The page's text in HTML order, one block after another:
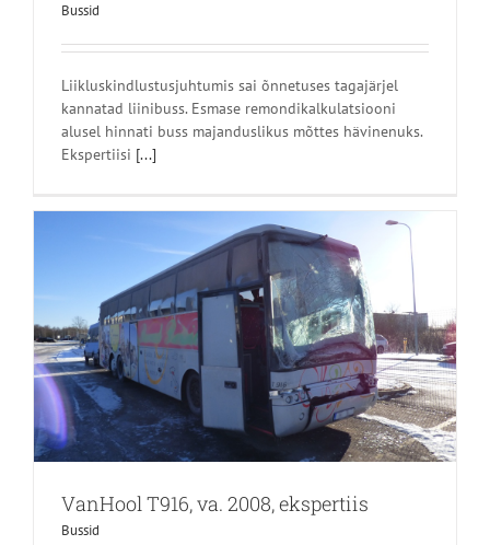
Bussid
Liikluskindlustusjuhtumis sai õnnetuses tagajärjel
kannatad liinibuss. Esmase remondikalkulatsiooni
alusel hinnati buss majanduslikus mõttes hävinenuks.
Ekspertiisi [...]
VanHool T916, va. 2008, ekspertiis
Bussid